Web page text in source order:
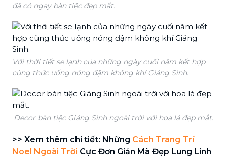
đã có ngay bàn tiệc đẹp mắt.
Với thời tiết se lạnh của những ngày cuối năm kết hợp
cùng thức uống nóng đậm không khí Giáng Sinh.
Decor bàn tiệc Giáng Sinh ngoài trời với hoa lá đẹp mắt.
>> Xem thêm chi tiết: Những Cách Trang Trí
Noel Ngoài Trời Cực Đơn Giản Mà Đẹp Lung Linh